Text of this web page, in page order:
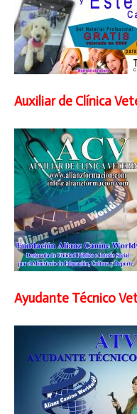
Auxiliar de Clínica
Ayudante Técnico